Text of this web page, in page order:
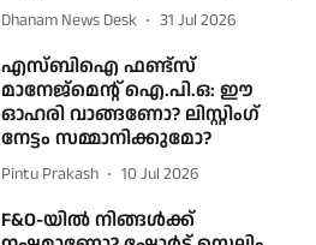
Dhanam News Desk 31 Jul 2026
എസ്‌ബിഐ ഫണ്ട്സ്
മാനേജ്‌മെന്റ് ഐ.പി.ഒ: ഈ
ഓഹരി വാങ്ങണോ? ലി​സ്റ്റിം​ഗ്
നേട്ടം സമ്മാനിക്കുമോ?
Pintu Prakash 10 Jul 2026
F&O-യിൽ നിങ്ങൾക്ക്